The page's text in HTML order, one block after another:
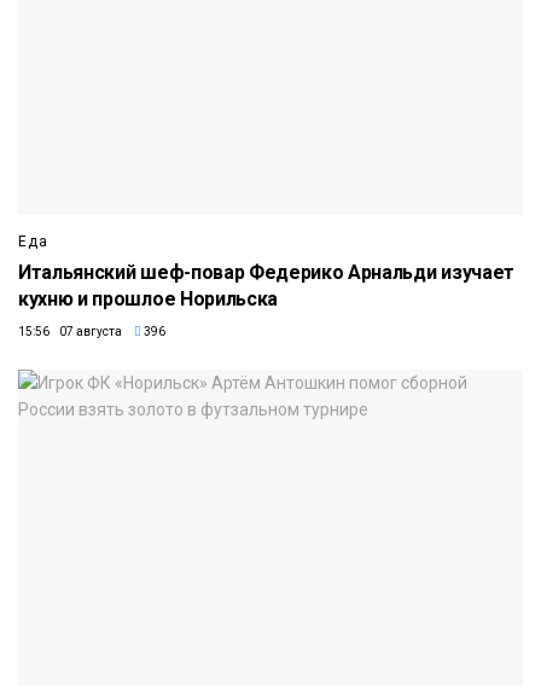
Еда
Итальянский шеф-повар Федерико Арнальди изучает
кухню и прошлое Норильска
15:56 07 августа 396